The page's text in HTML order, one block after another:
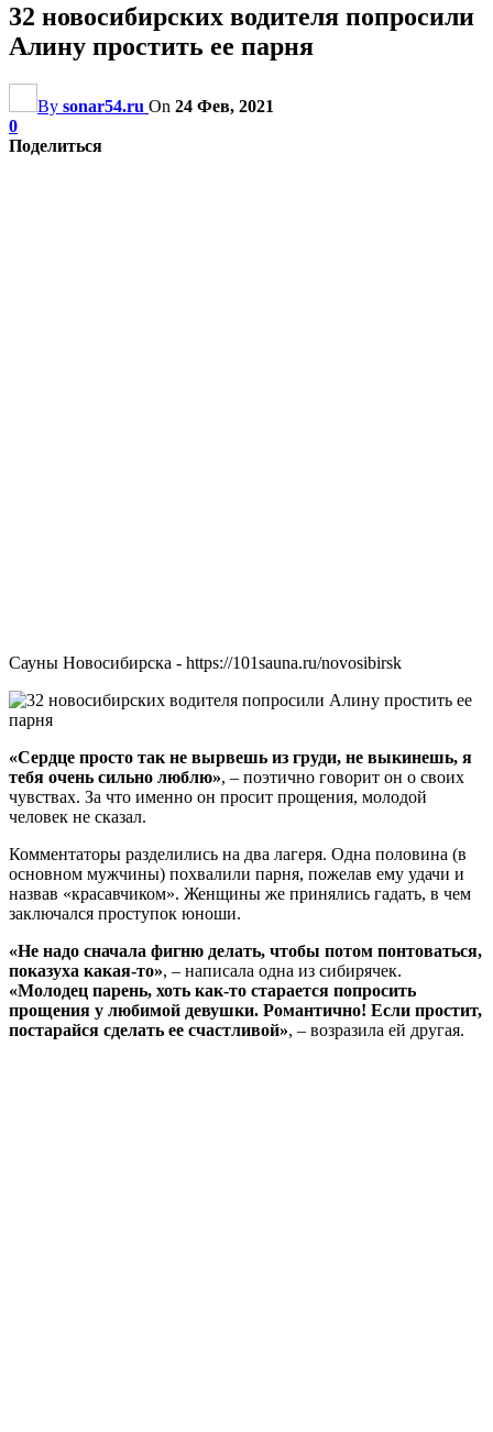
32 новосибирских водителя попросили
Алину простить ее парня
By sonar54.ru On 24 Фев, 2021
0
Поделиться
Сауны Новосибирска - https://101sauna.ru/novosibirsk
«Сердце просто так не вырвешь из груди, не выкинешь, я
тебя очень сильно люблю», – поэтично говорит он о своих
чувствах. За что именно он просит прощения, молодой
человек не сказал.
Комментаторы разделились на два лагеря. Одна половина (в
основном мужчины) похвалили парня, пожелав ему удачи и
назвав «красавчиком». Женщины же принялись гадать, в чем
заключался проступок юноши.
«Не надо сначала фигню делать, чтобы потом понтоваться,
показуха какая-то», – написала одна из сибирячек.
«Молодец парень, хоть как-то старается попросить
прощения у любимой девушки. Романтично! Если простит,
постарайся сделать ее счастливой», – возразила ей другая.